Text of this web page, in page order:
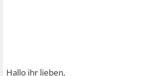
Hallo ihr lieben,